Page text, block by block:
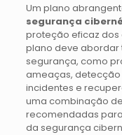
Um plano
segurança
proteção eficaz dos
plano deve abordar
segurança, como
ameaças,
incidentes e
uma combinação
recomendadas
da segurança